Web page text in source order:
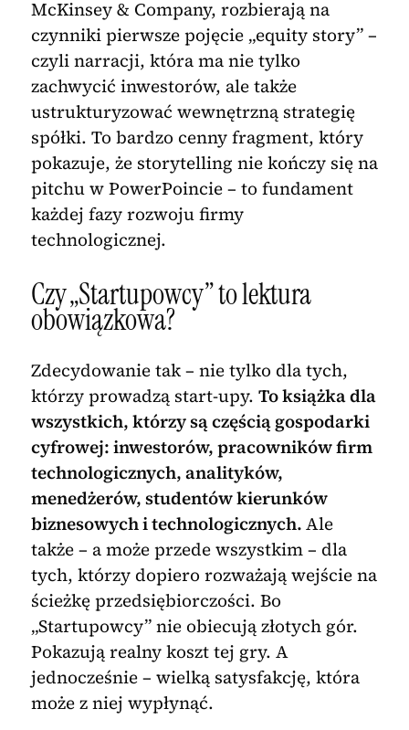
McKinsey & Company, rozbierają na
czynniki pierwsze pojęcie „equity story” –
czyli narracji, która ma nie tylko
zachwycić inwestorów, ale także
ustrukturyzować wewnętrzną strategię
spółki. To bardzo cenny fragment, który
pokazuje, że storytelling nie kończy się na
pitchu w PowerPoincie – to fundament
każdej fazy rozwoju firmy
technologicznej.
Czy „Startupowcy” to lektura
obowiązkowa?
Zdecydowanie tak – nie tylko dla tych,
którzy prowadzą start-upy. To książka dla
wszystkich, którzy są częścią gospodarki
cyfrowej: inwestorów, pracowników firm
technologicznych, analityków,
menedżerów, studentów kierunków
biznesowych i technologicznych.Ale
także – a może przede wszystkim – dla
tych, którzy dopiero rozważają wejście na
ścieżkę przedsiębiorczości. Bo
„Startupowcy” nie obiecują złotych gór.
Pokazują realny koszt tej gry. A
jednocześnie – wielką satysfakcję, która
może z niej wypłynąć.